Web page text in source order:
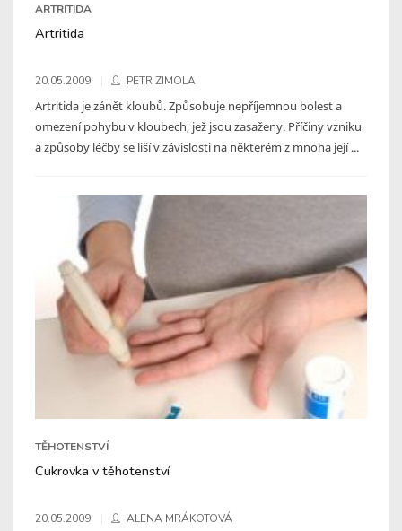
ARTRITIDA
Artritida
20.05.2009 PETR ZIMOLA
Artritida je zánět kloubů. Způsobuje nepříjemnou bolest a
omezení pohybu v kloubech, jež jsou zasaženy. Příčiny vzniku
a způsoby léčby se liší v závislosti na některém z mnoha její ...
TĚHOTENSTVÍ
Cukrovka v těhotenství
20.05.2009 ALENA MRÁKOTOVÁ